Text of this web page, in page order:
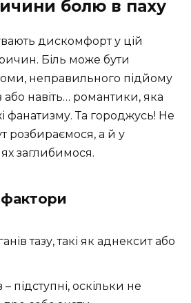
болю в паху
дискомфорт у цій
Біль може бути
неправильного підйому
навіть… романтики, яка
фанатизму. Та городжусь! Не
розбираємося, а й у
заглибимося.
фактори
тазу, такі як аднексит або
– підступні, оскільки не